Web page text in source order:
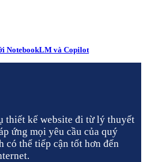
NotebookLM và Copilot
thiết kế website đi từ lý thuyết
ứng mọi yêu cầu của quý
có thể tiếp cận tốt hơn đến